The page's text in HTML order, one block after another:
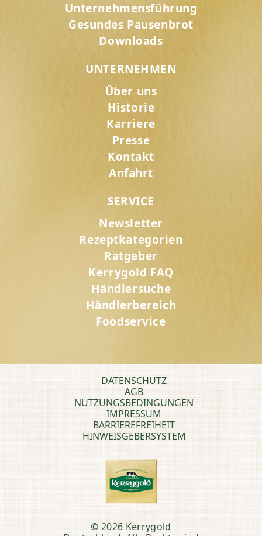
Unternehmensführung
Gesundes Pausenbrot
Downloads
UNTERNEHMEN
Über uns
Historie
Karriere
Presse
Kontakt
Anfahrt
SERVICE
Newsletter
Rezeptkategorien
Ratgeber
Kerrygold FAQ
Händlersuche
Händlerbereich
Foodservice
DATENSCHUTZ
AGB
NUTZUNGSBEDINGUNGEN
IMPRESSUM
BARRIEREFREIHEIT
HINWEISGEBERSYSTEM
© 2026 Kerrygold